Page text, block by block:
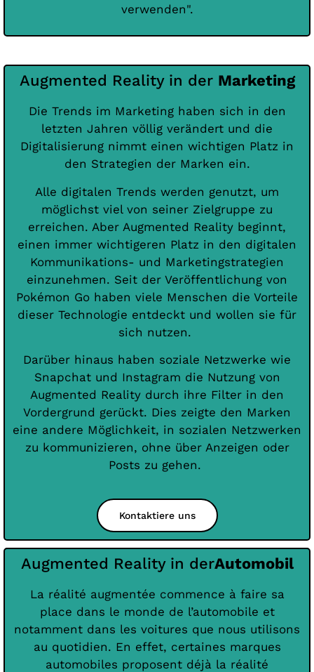
verwenden".
Augmented Reality in der Marketing
Die Trends im Marketing haben sich in den
letzten Jahren völlig verändert und die
Digitalisierung nimmt einen wichtigen Platz in
den Strategien der Marken ein.
Alle digitalen Trends werden genutzt, um
möglichst viel von seiner Zielgruppe zu
erreichen. Aber Augmented Reality beginnt,
einen immer wichtigeren Platz in den digitalen
Kommunikations- und Marketingstrategien
einzunehmen. Seit der Veröffentlichung von
Pokémon Go haben viele Menschen die Vorteile
dieser Technologie entdeckt und wollen sie für
sich nutzen.
Darüber hinaus haben soziale Netzwerke wie
Snapchat und Instagram die Nutzung von
Augmented Reality durch ihre Filter in den
Vordergrund gerückt. Dies zeigte den Marken
eine andere Möglichkeit, in sozialen Netzwerken
zu kommunizieren, ohne über Anzeigen oder
Posts zu gehen.
Kontaktiere uns
Augmented Reality in derAutomobil
La réalité augmentée commence à faire sa
place dans le monde de l’automobile et
notamment dans les voitures que nous utilisons
au quotidien. En effet, certaines marques
automobiles proposent déjà la réalité